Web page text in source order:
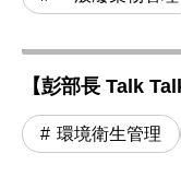
【彭部長 Talk
環境衛生管理